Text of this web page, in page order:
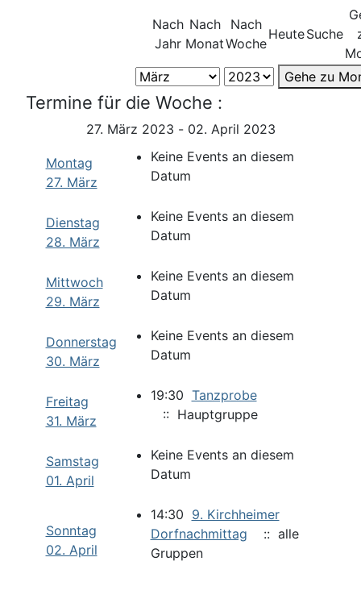
Nach
Jahr
Nach
Monat
Nach
Woche
HeuteSuche
Gehe zu
Termine für die Woche :
27. März 2023 - 02. April 2023
Montag
27. März
Keine Events an diesem
Datum
Dienstag
28. März
Keine Events an diesem
Datum
Mittwoch
29. März
Keine Events an diesem
Datum
Donnerstag
30. März
Keine Events an diesem
Datum
Freitag
31. März
19:30 Tanzprobe
:: Hauptgruppe
Samstag
01. April
Keine Events an diesem
Datum
Sonntag
02. April
14:30 9. Kirchheimer
Dorfnachmittag
:: alle
Gruppen